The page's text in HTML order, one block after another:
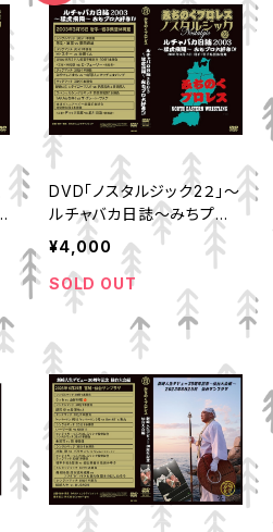
DVD「ノスタルジック2２」～
ルチャバカ日誌～みちプロ
大好きⅣ～ ２００３年３
月１５日岩手県営体育館
¥4,000
SOLD OUT